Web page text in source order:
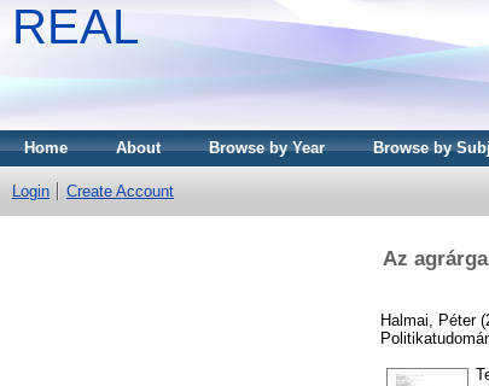
REAL
Home About Browse by Year Browse by
Login Create Account
Az
Halmai, Péter